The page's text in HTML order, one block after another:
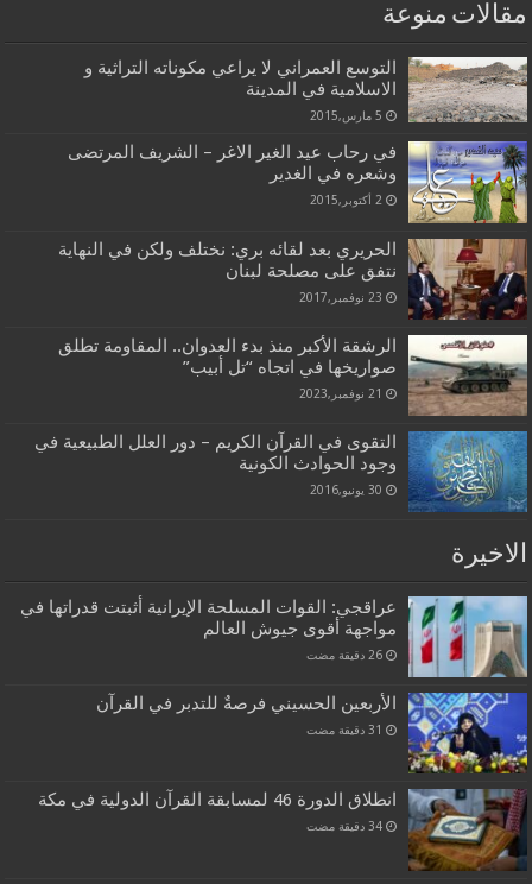
مقالات منوعة
التوسع العمراني لا يراعي مكوناته التراثية و
الاسلامية في المدينة
5 مارس,2015
في رحاب عيد الغير الاغر – الشريف المرتضى
وشعره في الغدير
2 أكتوبر,2015
الحريري بعد لقائه بري: نختلف ولكن في النهاية
نتفق على مصلحة لبنان
23 نوفمبر,2017
الرشقة الأكبر منذ بدء العدوان.. المقاومة تطلق
صواريخها في اتجاه “تل أبيب”
21 نوفمبر,2023
التقوى في القرآن الكريم – دور العلل الطبيعية في
وجود الحوادث الكونية
30 يونيو,2016
الاخيرة
عراقجي: القوات المسلحة الإيرانية أثبتت قدراتها في
مواجهة أقوى جيوش العالم
‏26 دقيقة مضت
الأربعين الحسيني فرصةٌ للتدبر في القرآن
انطلاق الدورة 46 لمسابقة القرآن الدولية في مكة
‏34 دقيقة مضت